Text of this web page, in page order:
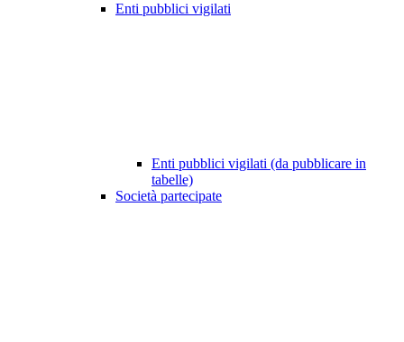
Enti pubblici vigilati
Enti pubblici vigilati (da pubblicare in
tabelle)
Società partecipate